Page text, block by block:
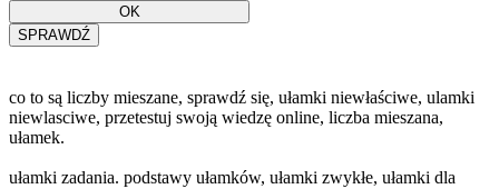
co to są liczby mieszane, sprawdź się, ułamki niewłaściwe, ulamki
niewlasciwe, przetestuj swoją wiedzę online, liczba mieszana,
ułamek.
ułamki zadania. podstawy ułamków, ułamki zwykłe, ułamki dla